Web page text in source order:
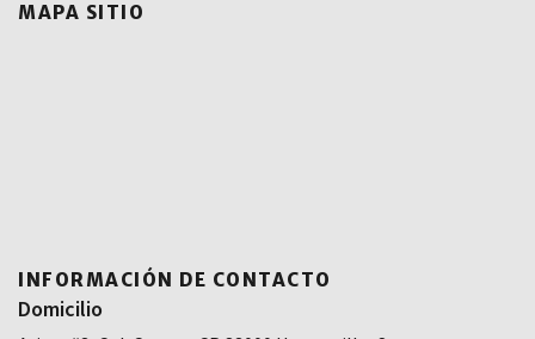
MAPA SITIO
INFORMACIÓN DE CONTACTO
Domicilio